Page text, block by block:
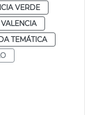
VERDE
VALENCIA
TEMÁTICA